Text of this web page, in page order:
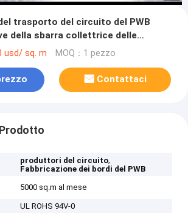
trasporto del circuito del PWB
della sbarra collettrice delle
usd/ sq. m MOQ：1 pezzo
Contattaci
produttori del circuito,
Fabbricazione dei bordi del PWB
5000 sq.m al mese
UL ROHS 94V-0